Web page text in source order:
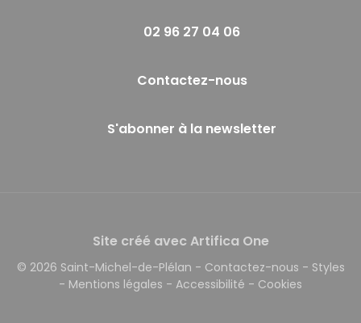
02 96 27 04 06
Contactez-nous
S'abonner à la newsletter
Site créé avec Artifica One
© 2026 Saint-Michel-de-Plélan - Contactez-nous - Styles
- Mentions légales - Accessibilité - Cookies